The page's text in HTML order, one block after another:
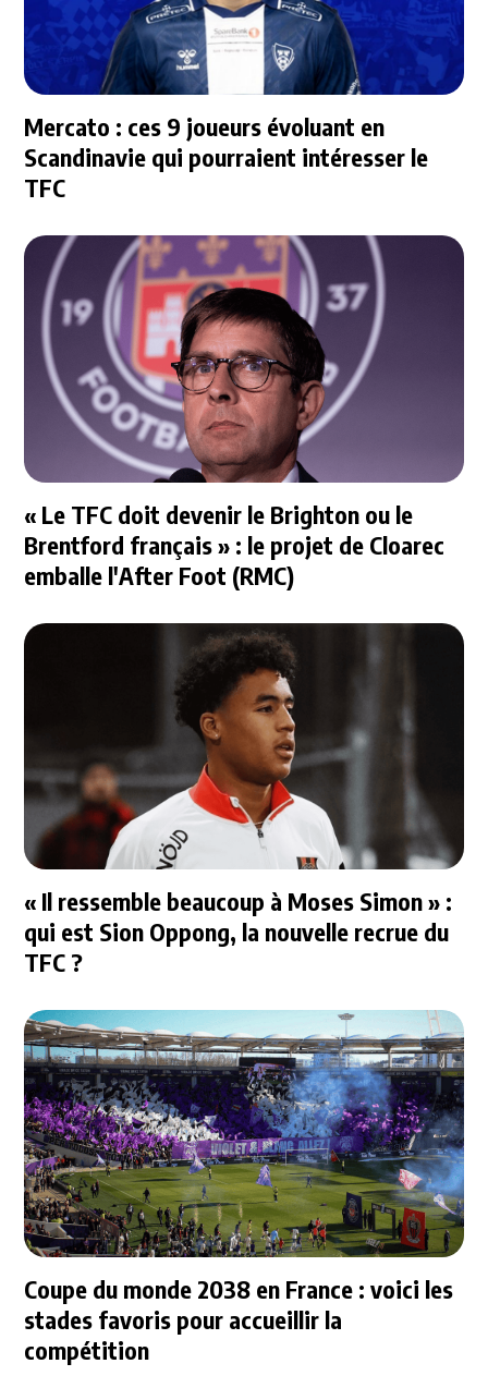
Mercato : ces 9 joueurs évoluant en
Scandinavie qui pourraient intéresser le
TFC
« Le TFC doit devenir le Brighton ou le
Brentford français » : le projet de Cloarec
emballe l'After Foot (RMC)
« Il ressemble beaucoup à Moses Simon » :
qui est Sion Oppong, la nouvelle recrue du
TFC ?
Coupe du monde 2038 en France : voici les
stades favoris pour accueillir la
compétition